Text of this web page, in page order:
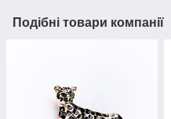
Подібні товари компанії